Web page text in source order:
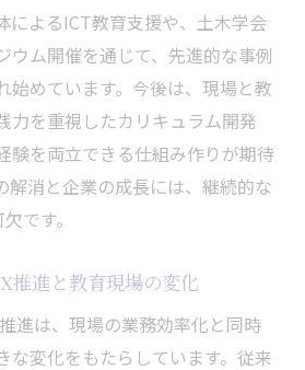
によるICT教育支援や、土木学会
ウム開催を通じて、先進的な事例
始めています。今後は、現場と教
力を重視したカリキュラム開発
験を両立できる仕組み作りが期待
解消と企業の成長には、継続的な
です。
推進と教育現場の変化
進は、現場の業務効率化と同時
な変化をもたらしています。従来